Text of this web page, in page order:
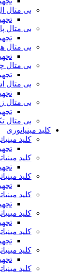
بی متال
بی متال
بی متال
بی متال
بی متال
بی متال
بی متال
کلید مینیاتوری
کلید
کلید
کلید
کلید
کلید
کلید
کلید
کلید